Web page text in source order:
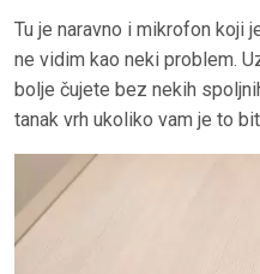
Tu je naravno i mikrofon koji
ne vidim kao neki problem.
bolje čujete bez nekih
tanak vrh ukoliko vam je to